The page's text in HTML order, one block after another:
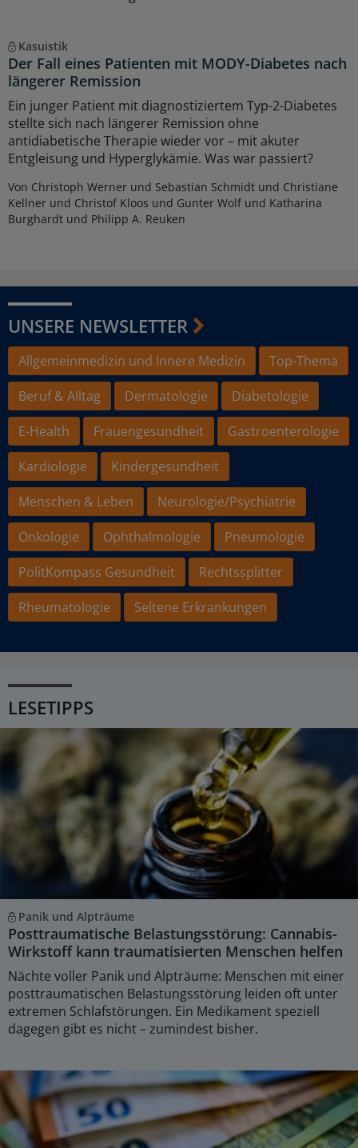
Kasuistik
Der Fall eines Patienten mit MODY-Diabetes nach
längerer Remission
Ein junger Patient mit diagnostiziertem Typ-2-Diabetes
stellte sich nach längerer Remission ohne
antidiabetische Therapie wieder vor – mit akuter
Entgleisung und Hyperglykämie. Was war passiert?
Von Christoph Werner und Sebastian Schmidt und Christiane
Kellner und Christof Kloos und Gunter Wolf und Katharina
Burghardt und Philipp A. Reuken
UNSERE NEWSLETTER
Allgemeinmedizin und Innere Medizin
Top-Thema
Beruf & Alltag
Dermatologie
Diabetologie
E-Health
Frauengesundheit
Gastroenterologie
Kardiologie
Kindergesundheit
Menschen & Leben
Neurologie/Psychiatrie
Onkologie
Ophthalmologie
Pneumologie
PolitKompass Gesundheit
Rechtssplitter
Rheumatologie
Seltene Erkrankungen
LESETIPPS
Panik und Alpträume
Posttraumatische Belastungsstörung: Cannabis-
Wirkstoff kann traumatisierten Menschen helfen
Nächte voller Panik und Alpträume: Menschen mit einer
posttraumatischen Belastungsstörung leiden oft unter
extremen Schlafstörungen. Ein Medikament speziell
dagegen gibt es nicht – zumindest bisher.